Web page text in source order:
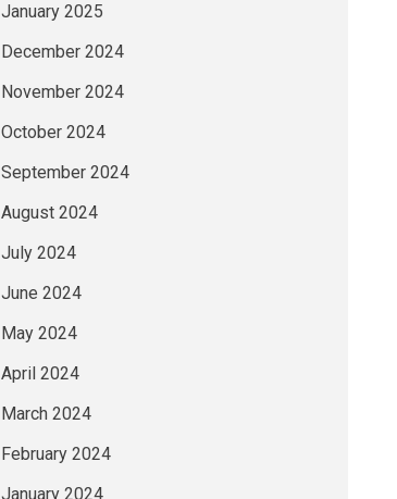
January 2025
December 2024
November 2024
October 2024
September 2024
August 2024
July 2024
June 2024
May 2024
April 2024
March 2024
February 2024
January 2024